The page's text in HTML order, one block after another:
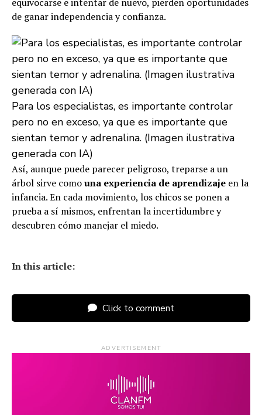
de ganar independencia y confianza.
Para los especialistas, es importante controlar
pero no en exceso, ya que es importante que
sientan temor y adrenalina. (Imagen ilustrativa
generada con IA)
Así, aunque puede parecer peligroso, treparse a un
árbol sirve comouna experiencia de aprendizaje en la
infancia. En cada movimiento, los chicos se ponen a
prueba a sí mismos, enfrentan la incertidumbre y
descubren cómo manejar el miedo.
In this article:
Click to comment
ADVERTISEMENT